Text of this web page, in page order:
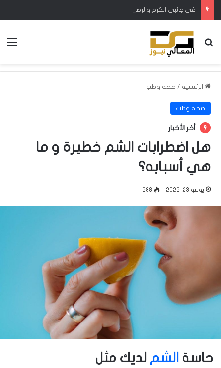
بحث عن
الرئيسية / صحة وطب
صحة وطب
أخر الأخبار
هل اضطرابات الشم خطيرة و ما
هي أسبابه؟
يوليو 23, 2022 288
حاسة الشم لديك مثل